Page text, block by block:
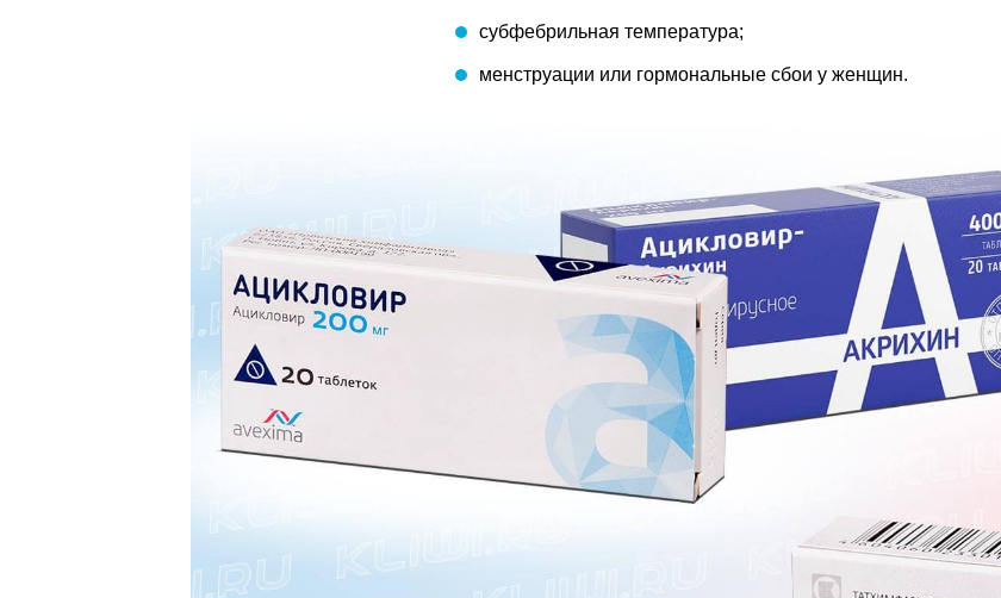
субфебрильная температура;
менструации или гормональные сбои у женщин.